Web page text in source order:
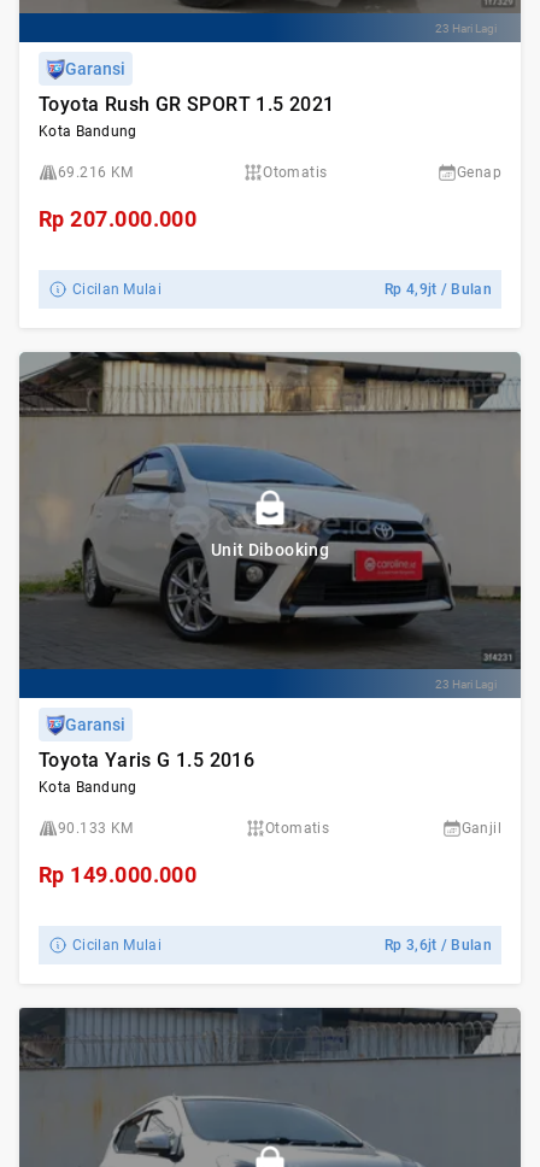
23 Hari Lagi
Garansi
Toyota Rush GR SPORT 1.5 2021
Kota Bandung
69.216 KM Otomatis Genap
Rp207.000.000
Cicilan Mulai Rp4,9jt / Bulan
Unit Dibooking
23 Hari Lagi
Garansi
Toyota Yaris G 1.5 2016
Kota Bandung
90.133 KM Otomatis Ganjil
Rp 149.000.000
Cicilan Mulai Rp3,6jt / Bulan